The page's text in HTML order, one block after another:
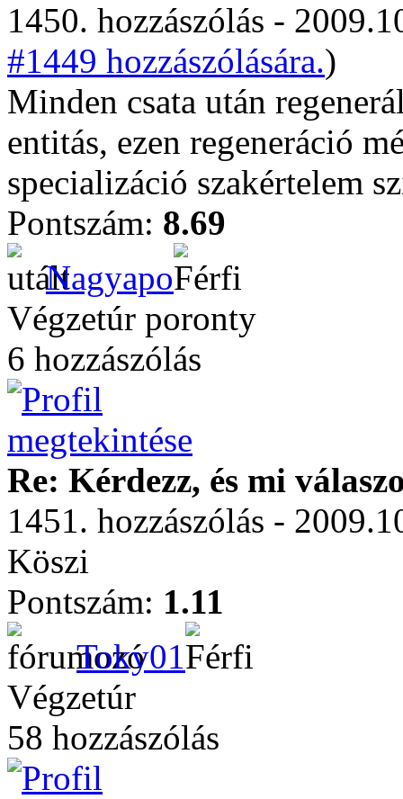
1450. hozzászólás -
#1449 hozzászólására.)
Minden csata után
entitás, ezen regeneráció
specializáció szakértelem
Pontszám: 8.69
Nagyapo
Végzetúr poronty
6 hozzászólás
Re: Kérdezz, és mi
1451. hozzászólás -
Köszi
Pontszám: 1.11
Toky01
Végzetúr
58 hozzászólás